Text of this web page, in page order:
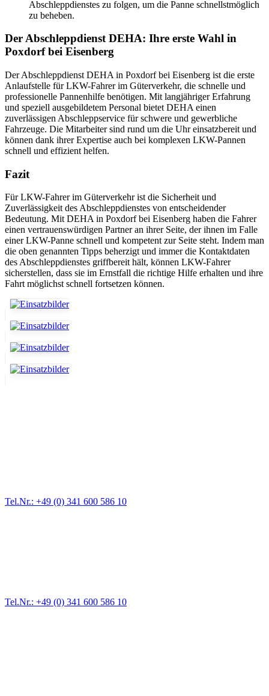
Abschleppdienstes zu folgen, um die Panne schnellstmöglich
zu beheben.
Der Abschleppdienst DEHA: Ihre erste Wahl in
Poxdorf bei Eisenberg
Der Abschleppdienst DEHA in Poxdorf bei Eisenberg ist die erste
Anlaufstelle für LKW-Fahrer im Güterverkehr, die schnelle und
professionelle Pannenhilfe benötigen. Mit langjähriger Erfahrung
und speziell ausgebildetem Personal bietet DEHA einen
zuverlässigen Abschleppservice für schwere und gewerbliche
Fahrzeuge. Die Mitarbeiter sind rund um die Uhr einsatzbereit und
können dank ihrer Expertise auch bei komplexen LKW-Pannen
schnell und effizient helfen.
Fazit
Für LKW-Fahrer im Güterverkehr ist die Sicherheit und
Zuverlässigkeit des Abschleppdienstes von entscheidender
Bedeutung. Mit DEHA in Poxdorf bei Eisenberg haben die Fahrer
einen vertrauenswürdigen Partner an ihrer Seite, der ihnen im Falle
einer LKW-Panne schnell und kompetent zur Seite steht. Indem man
die oben genannten Tipps beherzigt und immer die Kontaktdaten
des Abschleppdienstes griffbereit hält, können LKW-Fahrer
sicherstellen, dass sie im Ernstfall die richtige Hilfe erhalten und ihre
Fahrt möglichst schnell fortsetzen können.
Tel.Nr.: +49 (0) 341 600 586 10
Tel.Nr.: +49 (0) 341 600 586 10